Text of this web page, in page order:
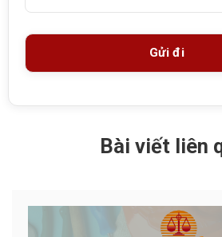
Bài viết liên